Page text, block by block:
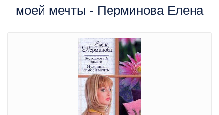
моей мечты - Перминова Елена